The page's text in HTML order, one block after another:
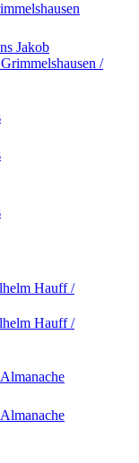
Jakob
/
Hauff /
Hauff /